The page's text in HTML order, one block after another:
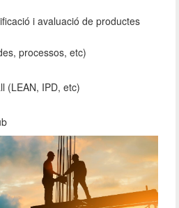
i avaluació de productes
processos, etc)
(LEAN, IPD, etc)